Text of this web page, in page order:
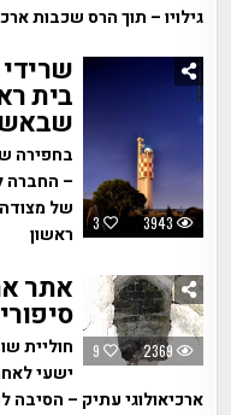
גילויו – תוך הרס שכבות
3 3943
בית
בחפירה
– החברה
של
ראשון
9 2369
אתר
חוליית
ישעי
ארכיאולוגי עתיק –